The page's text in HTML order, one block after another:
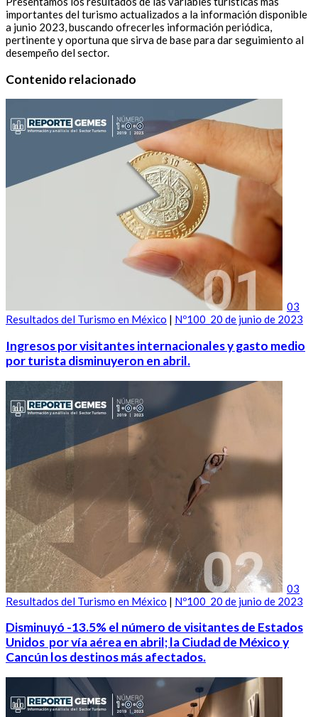
importantes del turismo actualizados a la información disponible
a junio 2023, buscando ofrecerles información periódica,
pertinente y oportuna que sirva de base para dar seguimiento al
desempeño del sector.
Contenido relacionado
03
Resultados del Turismo en México | Nº100_20 de junio de 2023
Ingresos por visitantes internacionales y gasto medio
por turista disminuyeron en abril.
03
Resultados del Turismo en México | Nº100_20 de junio de 2023
Disminuyó -13.5% el número de visitantes de Estados
Unidos por vía aérea en abril; la Ciudad de México y
Cancún los destinos más afectados.